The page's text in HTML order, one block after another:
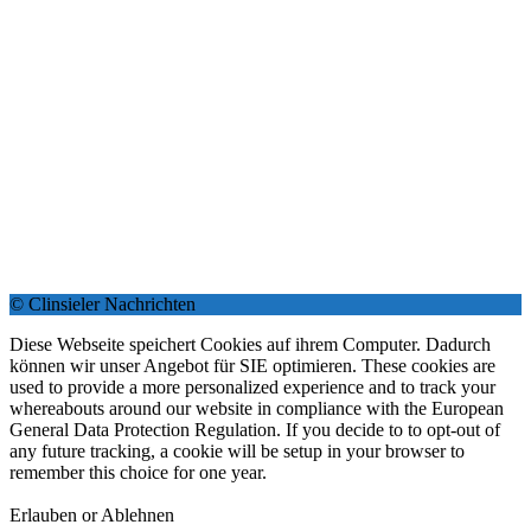
© Clinsieler Nachrichten
Diese Webseite speichert Cookies auf ihrem Computer. Dadurch
können wir unser Angebot für SIE optimieren. These cookies are
used to provide a more personalized experience and to track your
whereabouts around our website in compliance with the European
General Data Protection Regulation. If you decide to to opt-out of
any future tracking, a cookie will be setup in your browser to
remember this choice for one year.
Erlauben or Ablehnen